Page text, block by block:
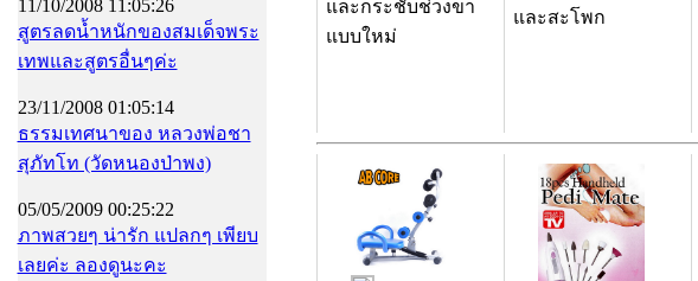
11/10/2008 11:05:26
สูตรลดน้ำหนักของสมเด็จพระ
เทพและสูตรอื่นๆค่ะ
23/11/2008 01:05:14
ธรรมเทศนาของ หลวงพ่อชา
สุภัทโท (วัดหนองป่าพง)
05/05/2009 00:25:22
ภาพสวยๆ น่ารัก แปลกๆ เพียบ
เลยค่ะ ลองดูนะคะ
และกระชับช่วงขา
แบบใหม่
และสะโพก